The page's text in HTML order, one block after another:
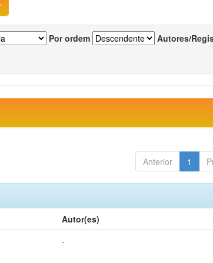
Por ordem Autores/
Anterior 1
Autor(es)
-